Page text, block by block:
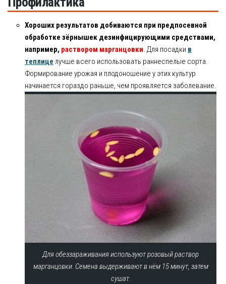
Хороших результатов добиваются при предпосевной
обработке зёрнышек дезинфицирующими средствами,
например, раствором марганцовки. Для посадки в
теплице лучше всего использовать раннеспелые сорта.
Формирование урожая и плодоношение у этих культур
начинается гораздо раньше, чем проявляется заболевание.
Для обеззараживания используют розовый раствор
марганцовки. Семена выдерживают в нём 15 минут, затем
сушат.